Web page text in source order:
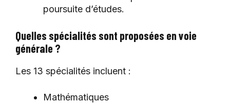
poursuite d’études.
Quelles spécialités sont proposées en voie
générale ?
Les 13 spécialités incluent :
Mathématiques